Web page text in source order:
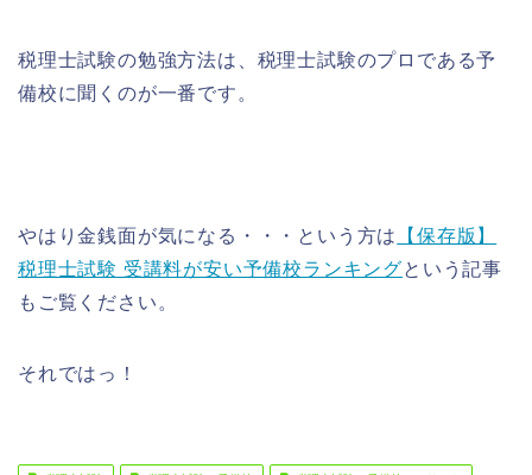
税理士試験の勉強方法は、税理士試験のプロである予
備校に聞くのが一番です。
やはり金銭面が気になる・・・という方は
【保存版】
税理士試験 受講料が安い予備校ランキングという記事
もご覧ください。
それではっ！